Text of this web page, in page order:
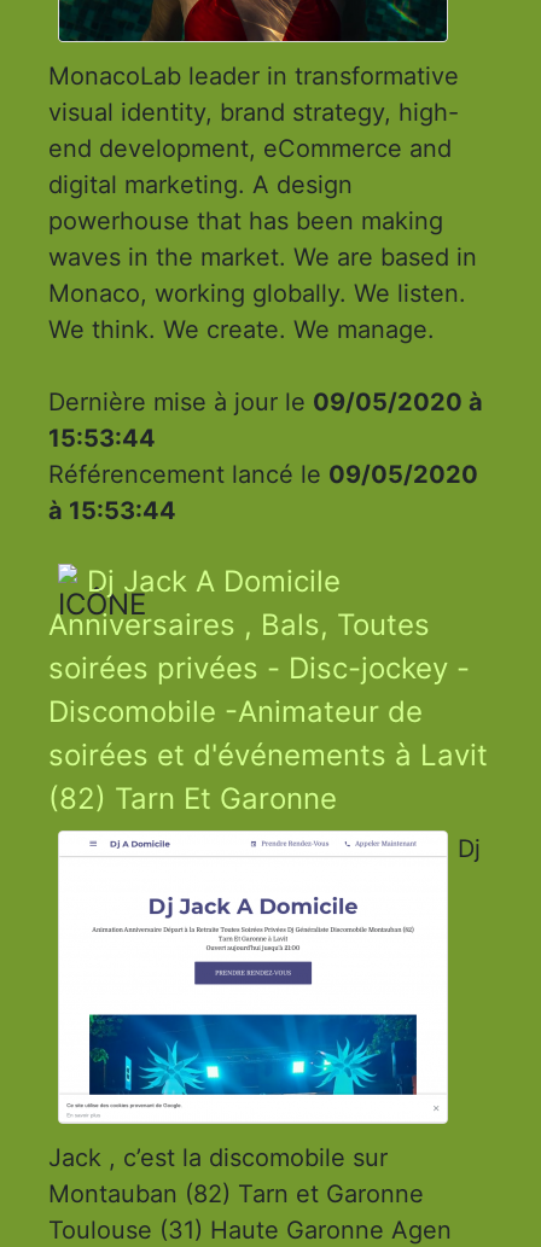
MonacoLab leader in transformative
visual identity, brand strategy, high-
end development, eCommerce and
digital marketing. A design
powerhouse that has been making
waves in the market. We are based in
Monaco, working globally. We listen.
We think. We create. We manage.
Dernière mise à jour le 09/05/2020 à
15:53:44
Référencement lancé le 09/05/2020
à 15:53:44
Dj Jack A Domicile
Anniversaires , Bals, Toutes
soirées privées - Disc-jockey -
Discomobile -Animateur de
soirées et d'événements à Lavit
(82) Tarn Et Garonne
Dj
Jack , c’est la discomobile sur
Montauban (82) Tarn et Garonne
Toulouse (31) Haute Garonne Agen